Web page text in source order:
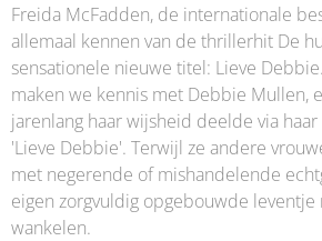
Freida McFadden, de internationale
allemaal kennen van de thrillerhit De
sensationele nieuwe titel: Lieve
maken we kennis met Debbie Mullen,
jarenlang haar wijsheid deelde via
'Lieve Debbie'. Terwijl ze andere
met negerende of mishandelende
eigen zorgvuldig opgebouwde leventje
wankelen.